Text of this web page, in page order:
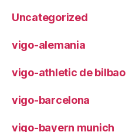
Uncategorized
vigo-alemania
vigo-athletic de bilbao
vigo-barcelona
vigo-bayern munich